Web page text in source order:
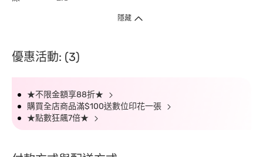
隱藏
優惠活動: (3)
★不限金額享88折★
購買全店商品滿$100送數位印花一張
★點數狂飆7倍★